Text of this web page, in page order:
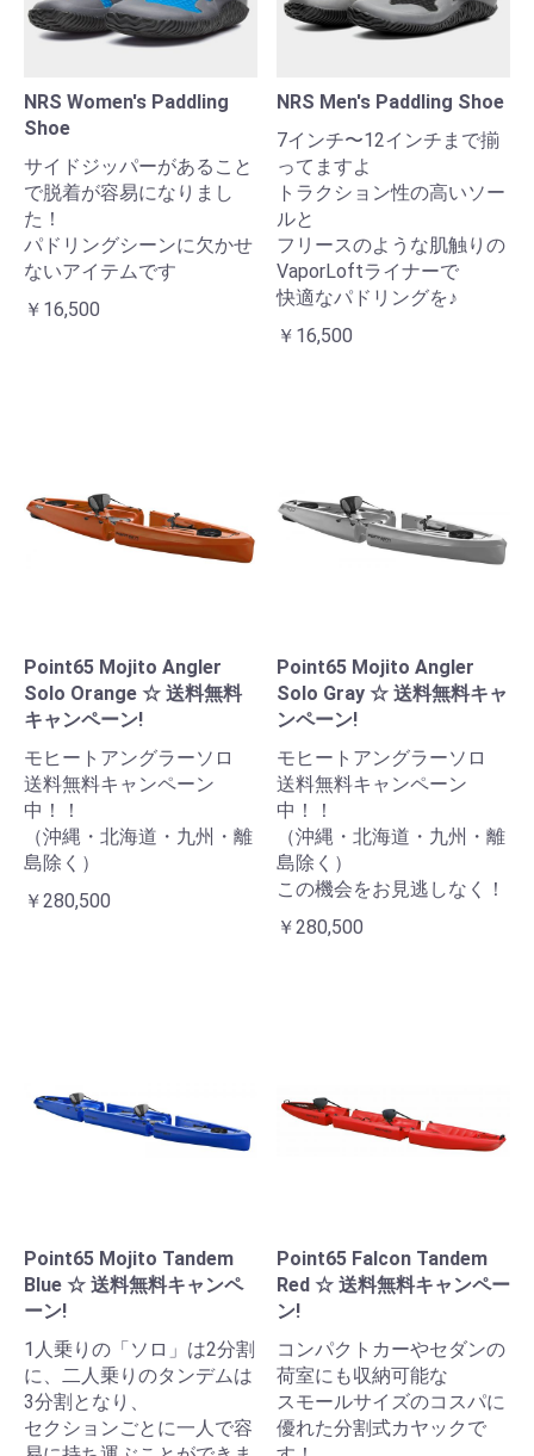
NRS Women's Paddling
Shoe
サイドジッパーがあること
で脱着が容易になりまし
た！
パドリングシーンに欠かせ
ないアイテムです
￥16,500
NRS Men's Paddling Shoe
7インチ〜12インチまで揃
ってますよ
トラクション性の高いソー
ルと
フリースのような肌触りの
VaporLoftライナーで
快適なパドリングを♪
￥16,500
Point65 Mojito Angler
Solo Orange ☆ 送料無料
キャンペーン!
モヒートアングラーソロ
送料無料キャンペーン
中！！
（沖縄・北海道・九州・離
島除く）
￥280,500
Point65 Mojito Angler
Solo Gray ☆ 送料無料キャ
ンペーン!
モヒートアングラーソロ
送料無料キャンペーン
中！！
（沖縄・北海道・九州・離
島除く）
この機会をお見逃しなく！
￥280,500
Point65 Mojito Tandem
Blue ☆ 送料無料キャンペ
ーン!
1人乗りの「ソロ」は2分割
に、二人乗りのタンデムは
3分割となり、
セクションごとに一人で容
Point65 Falcon Tandem
Red ☆ 送料無料キャンペー
ン!
コンパクトカーやセダンの
荷室にも収納可能な
スモールサイズのコスパに
優れた分割式カヤックで